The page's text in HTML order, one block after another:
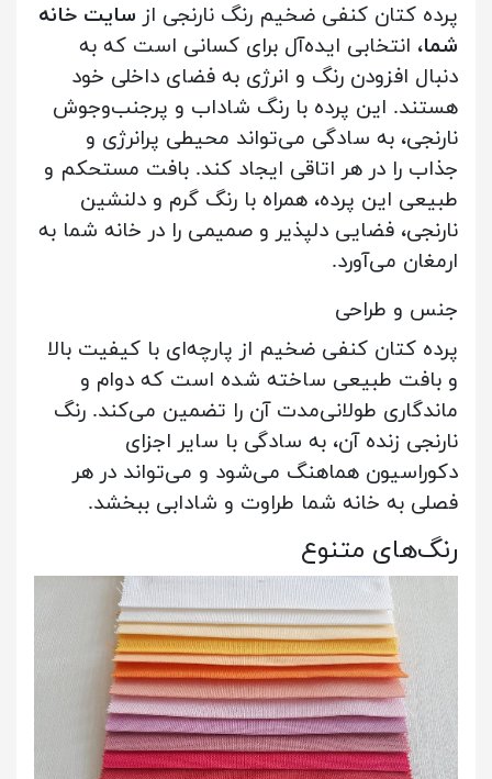
پرده کتان کنفی ضخیم رنگ نارنجی از سایت خانه
شما، انتخابی ایده‌آل برای کسانی است که به
دنبال افزودن رنگ و انرژی به فضای داخلی خود
هستند. این پرده با رنگ شاداب و پرجنب‌وجوش
نارنجی، به سادگی می‌تواند محیطی پرانرژی و
جذاب را در هر اتاقی ایجاد کند. بافت مستحکم و
طبیعی این پرده، همراه با رنگ گرم و دلنشین
نارنجی، فضایی دلپذیر و صمیمی را در خانه شما به
ارمغان می‌آورد.
جنس و طراحی
پرده کتان کنفی ضخیم از پارچه‌ای با کیفیت بالا
و بافت طبیعی ساخته شده است که دوام و
ماندگاری طولانی‌مدت آن را تضمین می‌کند. رنگ
نارنجی زنده آن، به سادگی با سایر اجزای
دکوراسیون هماهنگ می‌شود و می‌تواند در هر
فصلی به خانه شما طراوت و شادابی ببخشد.
رنگ‌های متنوع